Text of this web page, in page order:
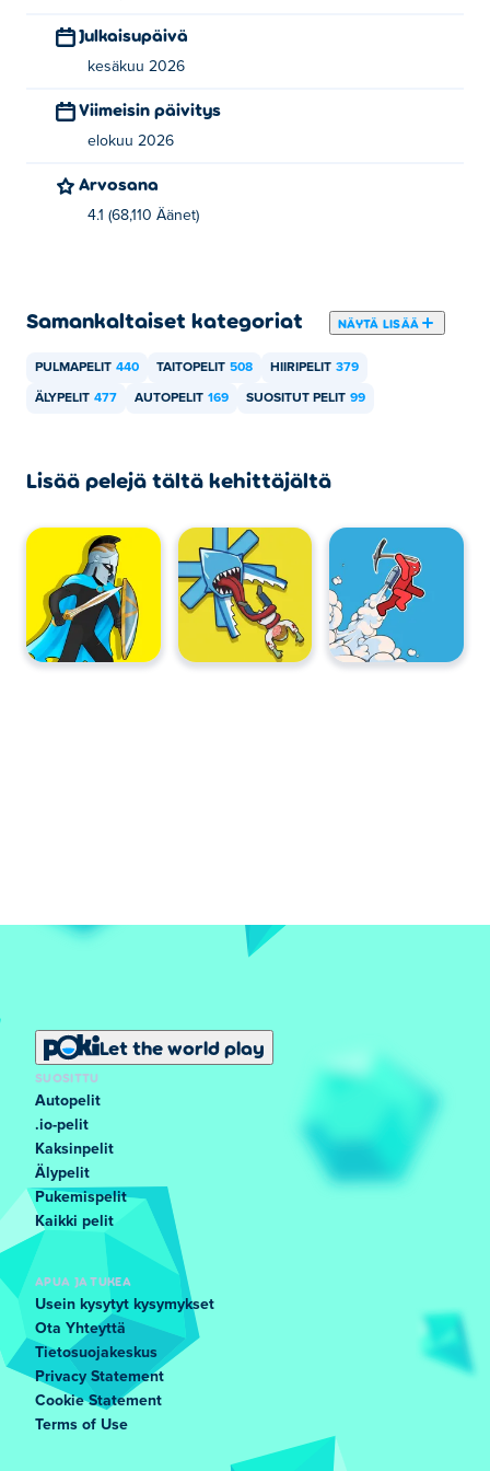
Miten voin pelata Car Circleä ilmaiseksi?
Voit pelata Car Circleä ilmaiseksi Poki-sivustolla.
tietokoneella?
Julkaisupäivä
kesäkuu 2026
Viimeisin päivitys
elokuu 2026
Arvosana
4.1 (68,110 Äänet)
Samankaltaiset kategoriat NÄYTÄ LISÄÄ
PULMAPELIT 440 TAITOPELIT 508 HIIRIPELIT 379
ÄLYPELIT 477 AUTOPELIT 169 SUOSITUT PELIT 99
Lisää pelejä tältä kehittäjältä
Let the world play
SUOSITTU
Autopelit
.io-pelit
Kaksinpelit
Älypelit
Pukemispelit
Kaikki pelit
APUA JA TUKEA
Usein kysytyt kysymykset
Ota Yhteyttä
Tietosuojakeskus
Privacy Statement
Cookie Statement
Terms of Use